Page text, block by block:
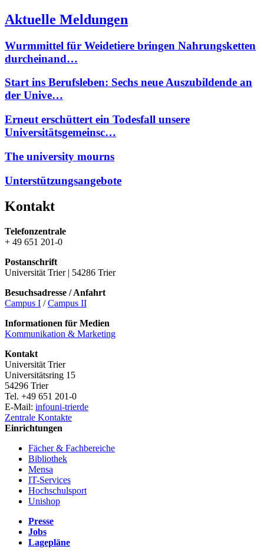
Aktuelle Meldungen
Wurmmittel für Weidetiere bringen Nahrungsketten
durcheinand…
Start ins Berufsleben: Sechs neue Auszubildende an
der Unive…
Erneut erschüttert ein Todesfall unsere
Universitätsgemeinsc…
The university mourns
Unterstützungsangebote
Kontakt
Telefonzentrale
+ 49 651 201-0
Postanschrift
Universität Trier | 54286 Trier
Besuchsadresse / Anfahrt
Campus I /Campus II
Informationen für Medien
Kommunikation & Marketing
Kontakt
Universität Trier
Universitätsring 15
54296 Trier
Tel. +49 651 201-0
E-Mail: infouni-trierde
Zentrale Kontakte
Einrichtungen
Fächer & Fachbereiche
Bibliothek
Mensa
IT-Services
Hochschulsport
Unishop
Presse
Jobs
Lagepläne